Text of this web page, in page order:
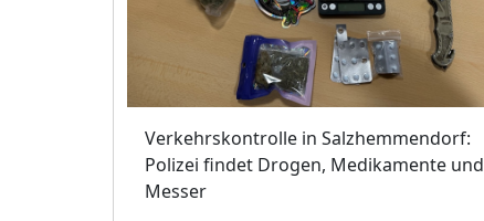
Verkehrskontrolle in Salzhemmendorf:
Polizei findet Drogen, Medikamente und
Messer